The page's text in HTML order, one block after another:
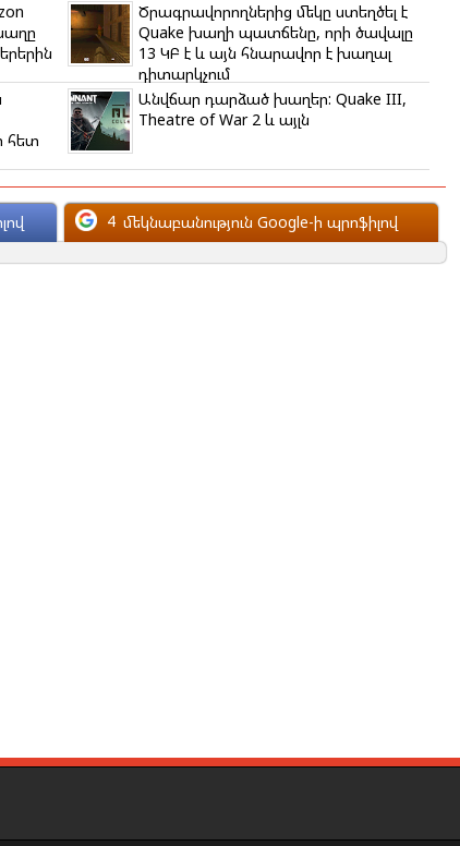
Ծրագրավորողներից մեկը ստեղծել է
Quake խաղի պատճենը, որի ծավալը
13 ԿԲ է և այն հնարավոր է խաղալ
դիտարկչում
հետ
Անվճար դարձած խաղեր: Quake III,
Theatre of War 2 և այլն
4 մեկնաբանություն Google-ի պրոֆիլով